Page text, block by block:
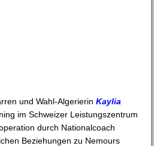
und Wahl-Algerierin Kaylia
im Schweizer Leistungszentrum
durch Nationalcoach
Beziehungen zu Nemours